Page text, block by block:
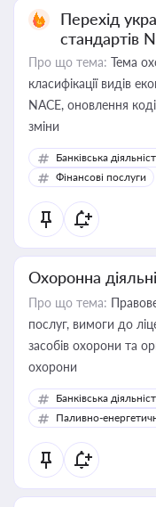
Перехід
стандартів
Про що тема: Тема
класифікації видів
NACE, оновлення
зміни
Банківська
Фінансові послуги
Охоронна
Про що тема:
послуг, вимоги до
засобів охорони та
охорони
Банківська
Паливно-